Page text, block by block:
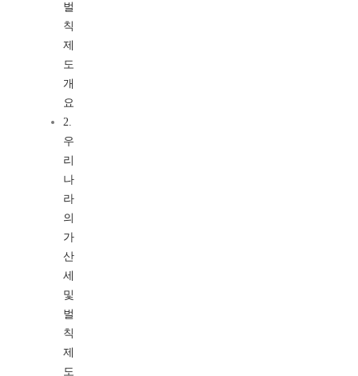
벌
칙
제
도
개
요
2.
우
리
나
라
의
가
산
세
및
벌
칙
제
도